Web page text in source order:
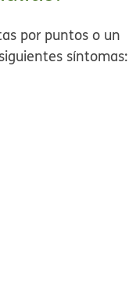
por puntos o un
síntomas: